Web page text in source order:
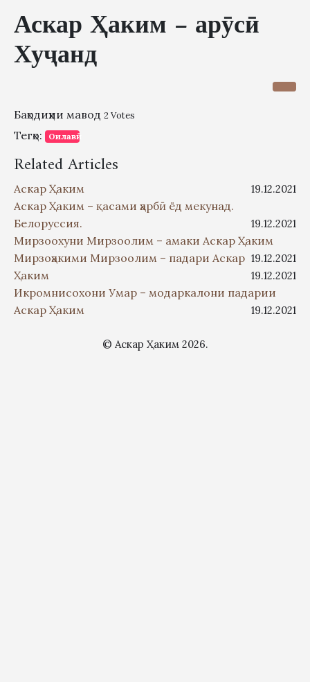
Аскар Ҳаким – арӯсӣ
Хуҷанд
Баҳодиҳии мавод 2 Votes
Тегҳо: Оилавӣ
Related Articles
Аскар Ҳаким 19.12.2021
Аскар Ҳаким – қасами ҳарбӣ ёд мекунад.
Белоруссия.
19.12.2021
Мирзоохуни Мирзоолим – амаки Аскар Ҳаким
19.12.2021
Мирзоҳакими Мирзоолим – падари Аскар
Ҳаким
19.12.2021
Икромнисохони Умар – модаркалони падарии
Аскар Ҳаким
19.12.2021
© Аскар Ҳаким 2026.